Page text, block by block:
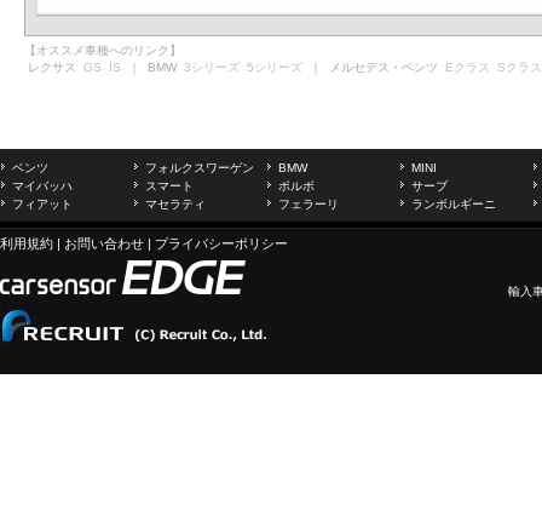
【オススメ車種へのリンク】
レクサス GS IS ｜ BMW 3シリーズ 5シリーズ ｜ メルセデス・ベンツ Eクラス Sクラス
ベンツ フォルクスワーゲン BMW
MINI
マイバッハ
スマート ボルボ
サーブ
フィアット
マセラティ フェラーリ ランボルギーニ
利用規約 | お問い合わせ | プライバシーポリシー
輸入